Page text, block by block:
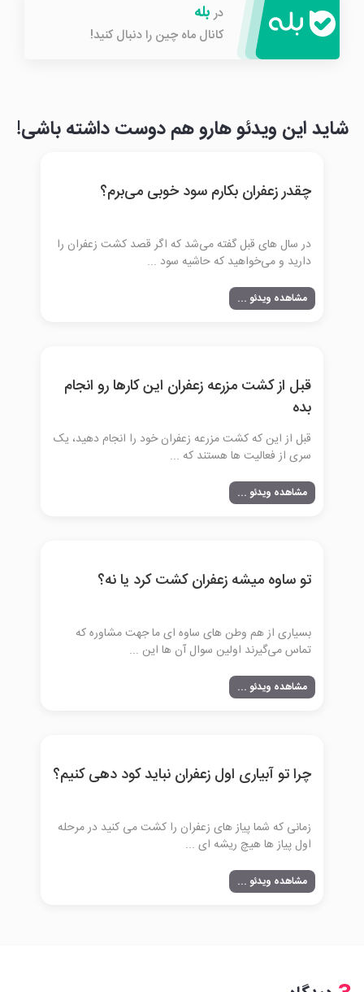
در بله
کانال ماه چین را دنبال کنید!
شاید این ویدئو هارو هم دوست داشته باشی!
چقدر زعفران بکارم سود خوبی می‌برم؟
در سال های قبل گفته می‌شد که اگر قصد کشت زعفران را
دارید و می‌خواهید که حاشیه سود ...
مشاهده ویدئو ...
قبل از کشت مزرعه زعفران این کارها رو انجام
بده
قبل از این که کشت مزرعه زعفران خود را انجام دهید، یک
سری از فعالیت ها هستند که ...
مشاهده ویدئو ...
تو ساوه میشه زعفران کشت کرد یا نه؟
بسیاری از هم وطن های ساوه ای ما جهت مشاوره که
تماس می‌گیرند اولین سوال آن ها این ...
مشاهده ویدئو ...
چرا تو آبیاری اول زعفران نباید کود دهی کنیم؟
زمانی که شما پیاز های زعفران را کشت می کنید در مرحله
اول پیاز ها هیچ ریشه ای ...
مشاهده ویدئو ...